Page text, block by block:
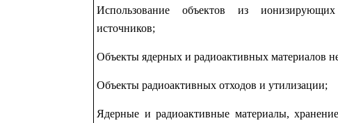
Использование объектов из
источников;
Объекты ядерных и радиоактивных материалов
Объекты радиоактивных отходов и утилизации;
Ядерные и радиоактивные материалы,